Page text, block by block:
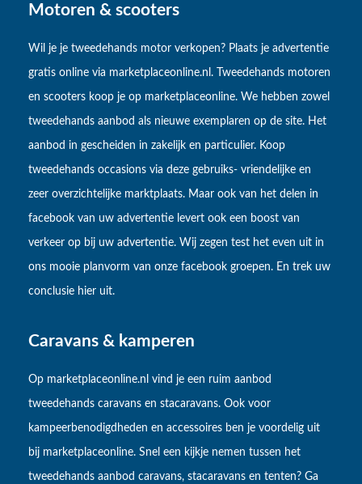
Motoren & scooters
Wil je je tweedehands motor verkopen? Plaats je advertentie
gratis online via marketplaceonline.nl. Tweedehands motoren
en scooters koop je op marketplaceonline. We hebben zowel
tweedehands aanbod als nieuwe exemplaren op de site. Het
aanbod in gescheiden in zakelijk en particulier. Koop
tweedehands occasions via deze gebruiks- vriendelijke en
zeer overzichtelijke marktplaats. Maar ook van het delen in
facebook van uw advertentie levert ook een boost van
verkeer op bij uw advertentie. Wij zegen test het even uit in
ons mooie planvorm van onze facebook groepen. En trek uw
conclusie hier uit.
Caravans & kamperen
Op marketplaceonline.nl vind je een ruim aanbod
tweedehands caravans en stacaravans. Ook voor
kampeerbenodigdheden en accessoires ben je voordelig uit
bij marketplaceonline. Snel een kijkje nemen tussen het
tweedehands aanbod caravans, stacaravans en tenten? Ga